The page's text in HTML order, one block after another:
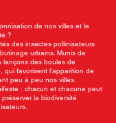
de nos villes et le
?
des insectes pollinisateurs
urbains. Munis de
lançons des boules de
qui favorisent l’apparition de
peu à peu nos villes.
: chacun et chacune peut
la biodiversité